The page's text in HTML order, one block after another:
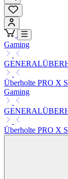
Gaming
Überholte PRO X
Gaming
Überholte PRO X